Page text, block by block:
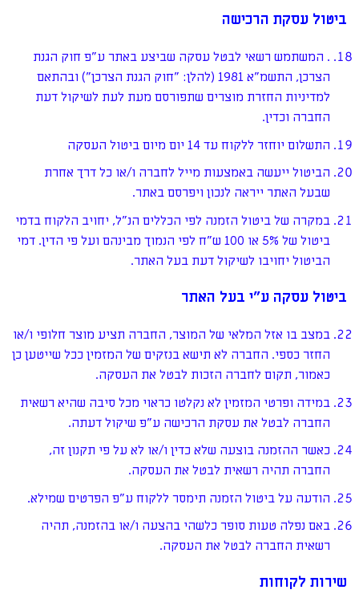
ביטול עסקת הרכישה
. המשתמש רשאי לבטל עסקה שביצע באתר ע"פ חוק הגנת
הצרכן, התשמ"א 1981 (להלן: "חוק הגנת הצרכן") ובהתאם
למדיניות החזרת מוצרים שתפורסם מעת לעת לשיקול דעת
החברה וכדין.
התשלום יוחזר ללקוח עד 14 יום מיום ביטול העסקה
הביטול ייעשה באמצעות מייל לחברה ו/או כל דרך אחרת
שבעל האתר ייראה לנכון ויפרסם באתר.
במקרה של ביטול הזמנה לפי הכללים הנ"ל, יחויב הלקוח בדמי
ביטול של 5% או 100 ש"ח לפי הנמוך מבינהם ועל פי הדין. דמי
הביטול יחויבו לשיקול דעת בעל האתר.
ביטול עסקה ע"י בעל האתר
במצב בו אזל המלאי של המוצר, החברה תציע מוצר חלופי ו/או
החזר כספי. החברה לא תישא בנזקים של המזמין ככל שייטען כן
כאמור, תקום לחברה הזכות לבטל את העסקה.
במידה ופרטי המזמין לא נקלטו כראוי מכל סיבה שהיא רשאית
החברה לבטל את עסקת הרכישה ע"פ שיקול דעתה.
כאשר ההזמנה בוצעה שלא כדין ו/או לא על פי תקנון זה,
החברה תהיה רשאית לבטל את העסקה.
הודעה על ביטול הזמנה תימסר ללקוח ע"פ הפרטים שמילא.
באם נפלה טעות סופר כלשהי בהצעה ו/או בהזמנה, תהיה
רשאית החברה לבטל את העסקה.
שירות לקוחות